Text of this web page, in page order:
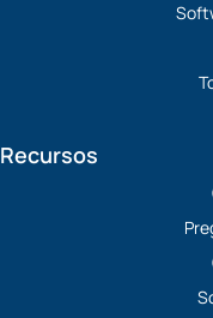
Recursos